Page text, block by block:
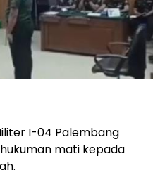
I-04 Palembang
mati kepada